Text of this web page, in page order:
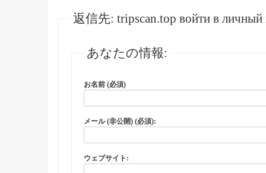
返信先: tripscan.top войти в личный
あなたの情報:
お名前 (必須)
メール (非公開) (必須):
ウェブサイト: